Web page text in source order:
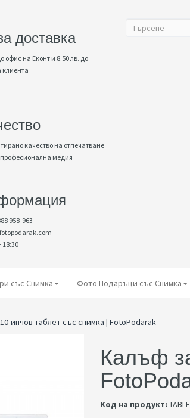
доставка
офис на Еконт и 8.50 лв. до
клиента
качество на отпечатване
професионална медия
958-963
18:30
със Снимка Фото Подаръци със Снимка
инчов таблет със снимка | FotoPodarak
Калъф
Код на продукт: